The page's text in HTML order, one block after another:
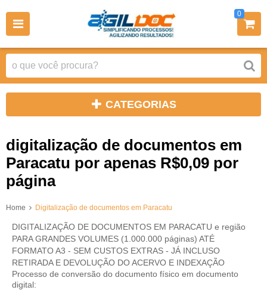
0
CATEGORIAS
digitalização de documentos em
Paracatu por apenas R$0,09 por
página
Home Digitalização de documentos em Paracatu
DIGITALIZAÇÃO DE DOCUMENTOS EM PARACATU e região
PARA GRANDES VOLUMES (1.000.000 páginas) ATÉ
FORMATO A3 - SEM CUSTOS EXTRAS - JÁ INCLUSO
RETIRADA E DEVOLUÇÃO DO ACERVO E INDEXAÇÃO
Processo de conversão do documento físico em documento
digital: